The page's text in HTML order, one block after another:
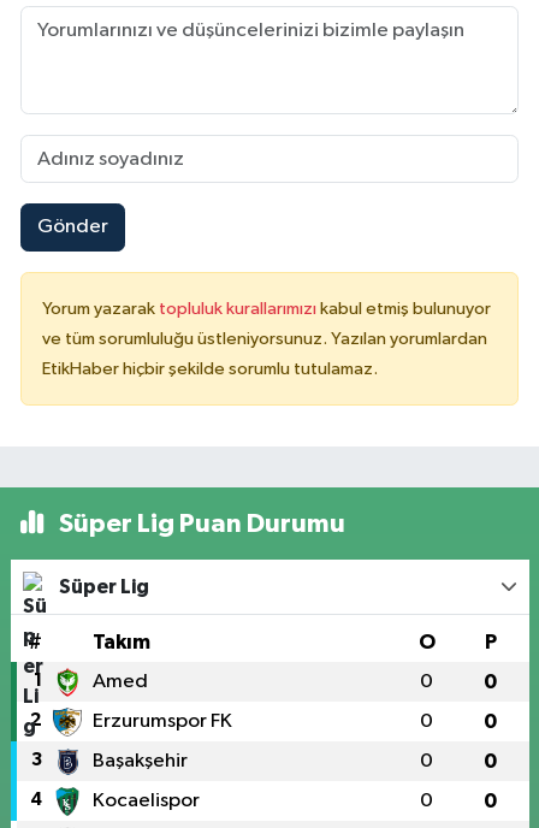
Gönder
Yorum yazarak topluluk kurallarımızı kabul etmiş bulunuyor
ve tüm sorumluluğu üstleniyorsunuz. Yazılan yorumlardan
EtikHaber hiçbir şekilde sorumlu tutulamaz.
Süper Lig Puan Durumu
Süper Lig
# Takım O P
1 Amed 0 0
2 Erzurumspor FK 0 0
3 Başakşehir 0 0
4 Kocaelispor 0 0